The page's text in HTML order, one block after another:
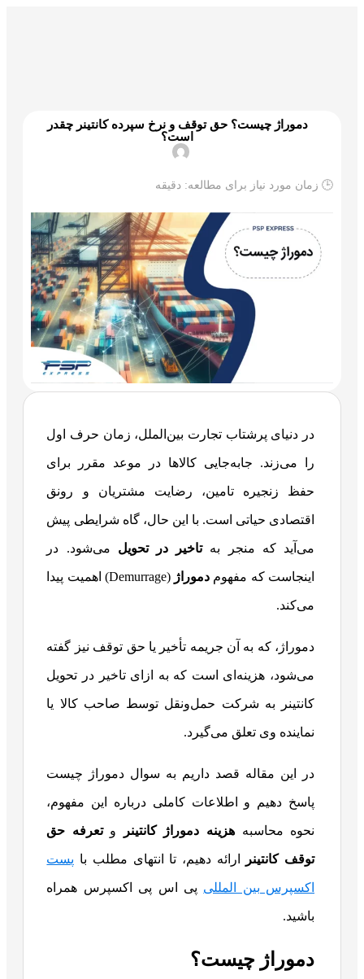
دموراژ چیست؟ حق توقف و نرخ سپرده کانتینر چقدر
است؟
🕒 زمان مورد نیاز برای مطالعه: دقیقه
در دنیای پرشتاب تجارت بین‌الملل، زمان حرف اول
را می‌زند. جابه‌جایی کالاها در موعد مقرر برای
حفظ زنجیره تامین، رضایت مشتریان و رونق
اقتصادی حیاتی است. با این حال، گاه شرایطی پیش
می‌آید که منجر بهتاخیر در تحویل می‌شود. در
اینجاست که مفهوم دموراژ (Demurrage) اهمیت پیدا
می‌کند.
دموراژ، که به آن جریمه تأخیر یا حق توقف نیز گفته
می‌شود، هزینه‌ای است که به ازای تاخیر در تحویل
کانتینر به شرکت حمل‌ونقل توسط صاحب کالا یا
نماینده وی تعلق می‌گیرد.
در این مقاله قصد داریم به سوال دموراژ چیست
پاسخ دهیم و اطلاعات کاملی درباره این مفهوم،
نحوه محاسبه هزینه دموراژ کانتینر وتعرفه حق
توقف کانتینر ارائه دهیم، تا انتهای مطلب با پست
اکسپرس بین‌ المللی پی اس پی اکسپرس همراه
باشید.
دموراژ چیست؟